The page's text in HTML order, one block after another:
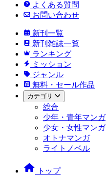
よくある質問
お問い合わせ
新刊一覧
新刊雑誌一覧
ランキング
ミッション
ジャンル
無料・セール作品
カテゴリ
総合
少年・青年マンガ
少女・女性マンガ
オトナマンガ
ライトノベル
トップ